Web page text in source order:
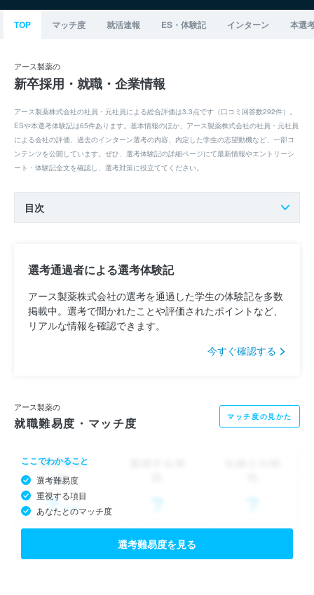
TOP マッチ度 就活速報 ES・体験記 インターン 本選
アース製薬の
新卒採用・就職・企業情報
アース製薬株式会社の社員・元社員による総合評価は3.3点です（口コミ回答数292件）。
ESや本選考体験記は65件あります。基本情報のほか、アース製薬株式会社の社員・元社員
による会社の評価、過去のインターン選考の内容、内定した学生の志望動機など、一部コ
ンテンツを公開しています。ぜひ、選考体験記の詳細ページにて最新情報やエントリーシ
ート・体験記全文を確認し、選考対策に役立ててください。
目次
選考通過者による選考体験記
アース製薬株式会社の選考を通過した学生の体験記を多数
掲載中。選考で聞かれたことや評価されたポイントなど、
リアルな情報を確認できます。
今すぐ確認する
アース製薬の
就職難易度・マッチ度 マッチ度の見かた
ここでわかること
選考難易度
重視する項目
あなたとのマッチ度
選考難易度を見る